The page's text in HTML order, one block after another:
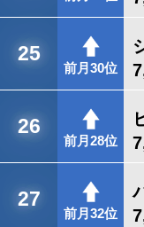
25
前月30位
26
前月28位
27
前月32位